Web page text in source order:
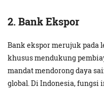
2. Bank Ekspor
Bank ekspor merujuk pada
khusus mendukung
mandat mendorong daya
global. Di Indonesia, fungsi